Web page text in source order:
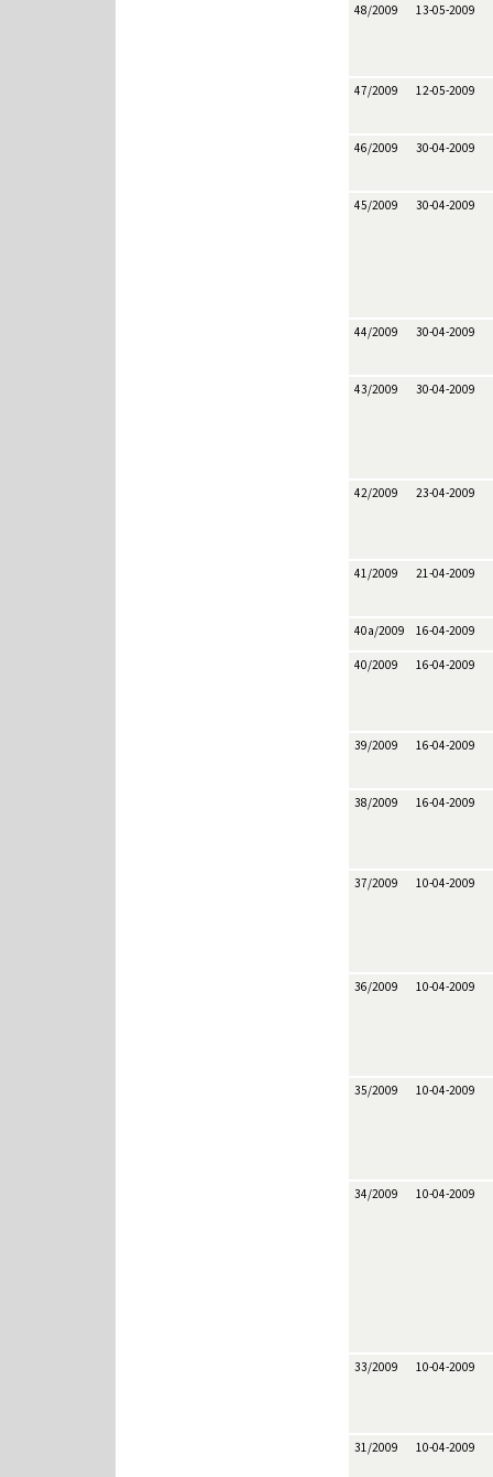
48/2009 13-05-2009
47/2009 12-05-2009
46/2009 30-04-2009
45/2009 30-04-2009
44/2009 30-04-2009
43/2009 30-04-2009
42/2009 23-04-2009
41/2009 21-04-2009
40a/2009 16-04-2009
40/2009 16-04-2009
39/2009 16-04-2009
38/2009 16-04-2009
37/2009 10-04-2009
36/2009 10-04-2009
35/2009 10-04-2009
34/2009 10-04-2009
33/2009 10-04-2009
31/2009 10-04-2009